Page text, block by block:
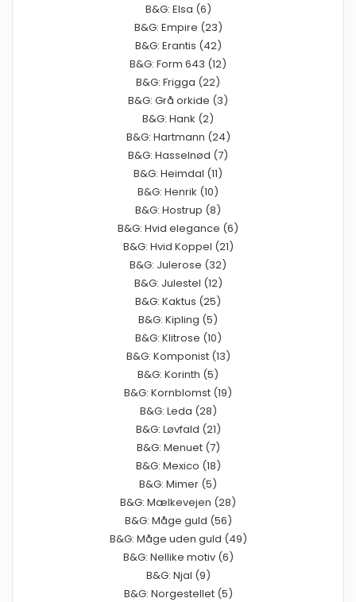
B&G: Elsa (6)
B&G: Empire (23)
B&G: Erantis (42)
B&G: Form 643 (12)
B&G: Frigga (22)
B&G: Grå orkide (3)
B&G: Hank (2)
B&G: Hartmann (24)
B&G: Hasselnød (7)
B&G: Heimdal (11)
B&G: Henrik (10)
B&G: Hostrup (8)
B&G: Hvid elegance (6)
B&G: Hvid Koppel (21)
B&G: Julerose (32)
B&G: Julestel (12)
B&G: Kaktus (25)
B&G: Kipling (5)
B&G: Klitrose (10)
B&G: Komponist (13)
B&G: Korinth (5)
B&G: Kornblomst (19)
B&G: Leda (28)
B&G: Løvfald (21)
B&G: Menuet (7)
B&G: Mexico (18)
B&G: Mimer (5)
B&G: Mælkevejen (28)
B&G: Måge guld (56)
B&G: Måge uden guld (49)
B&G: Nellike motiv (6)
B&G: Njal (9)
B&G: Norgestellet (5)